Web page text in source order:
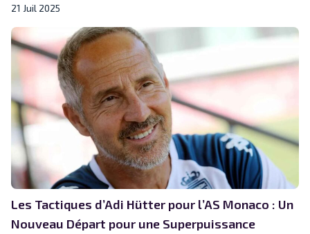
21 Juil 2025
Les Tactiques d’Adi Hütter pour l’AS Monaco : Un
Nouveau Départ pour une Superpuissance